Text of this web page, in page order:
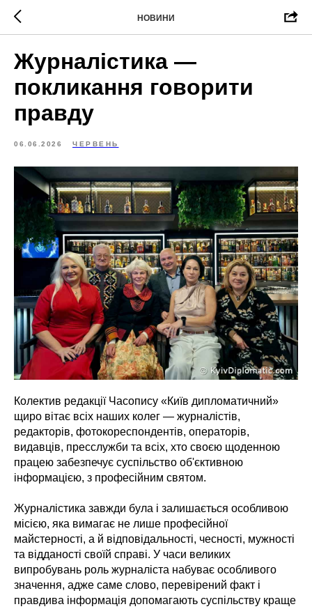
НОВИНИ
Журналістика —
покликання говорити
правду
06.06.2026 ЧЕРВЕНЬ
Колектив редакції Часопису «Київ дипломатичний»
щиро вітає всіх наших колег — журналістів,
редакторів, фотокореспондентів, операторів,
видавців, пресслужби та всіх, хто своєю щоденною
працею забезпечує суспільство об'єктивною
інформацією, з професійним святом.
Журналістика завжди була і залишається особливою
місією, яка вимагає не лише професійної
майстерності, а й відповідальності, чесності, мужності
та відданості своїй справі. У часи великих
випробувань роль журналіста набуває особливого
значення, адже саме слово, перевірений факт і
правдива інформація допомагають суспільству краще